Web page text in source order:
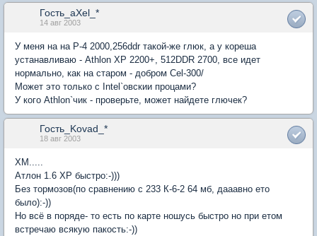
Гость_aXel_*
14 авг 2003
У меня на на P-4 2000,256ddr такой-же глюк, а у кореша
устанавливаю - Athlon XP 2200+, 512DDR 2700, все идет
нормально, как на старом - добром Сel-300/
Может это только с Intel`овскии процами?
У кого Athlon`чик - проверьте, может найдете глючек?
Гость_Kovad_*
18 авг 2003
ХМ.....
Атлон 1.6 ХР быстро:-)))
Без тормозов(по сравнению с 233 К-6-2 64 мб, дааавно ето
было):-))
Но всё в поряде- то есть по карте ношусь быстро но при етом
встречаю всякую пакость:-))